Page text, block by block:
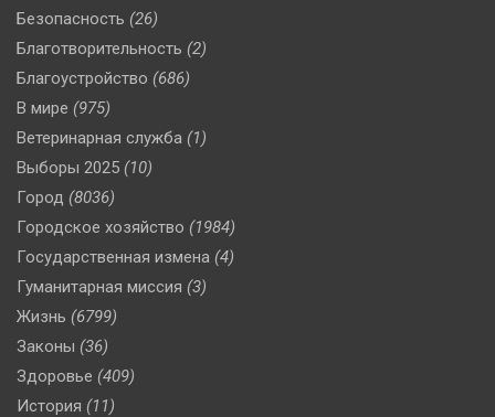
Безопасность (26)
Благотворительность (2)
Благоустройство (686)
В мире (975)
Ветеринарная служба (1)
Выборы 2025 (10)
Город (8036)
Городское хозяйство (1984)
Государственная измена (4)
Гуманитарная миссия (3)
Жизнь (6799)
Законы (36)
Здоровье (409)
История (11)